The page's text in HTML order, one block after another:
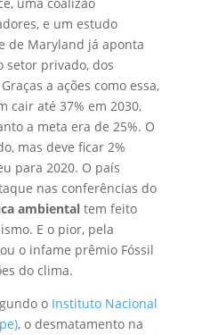
e um estudo
de Maryland já aponta
setor privado, dos
a ações como essa,
cair até 37% em 2030,
a meta era de 25%. O
mas deve ficar 2%
para 2020. O país
nas conferências do
ambientaltem feito
E o pior, pela
o infame prêmio Fóssil
do clima.
o Instituto Nacional
, o desmatamento na